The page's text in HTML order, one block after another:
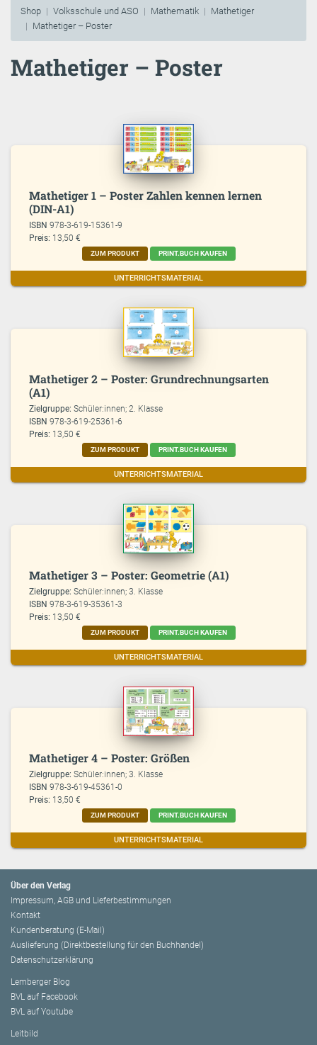
Shop Volksschule und ASO Mathematik
Mathetiger
Mathetiger – Poster
Mathetiger – Poster
Mathetiger 1 – Poster Zahlen kennen lernen
(DIN-A1)
ISBN978-3-619-15361-9
Preis: 13,50 €
ZUM PRODUKT PRINT.BUCH KAUFEN
UNTERRICHTSMATERIAL
Mathetiger 2 – Poster: Grundrechnungsarten
(A1)
Zielgruppe:Schüler:innen; 2. Klasse
ISBN978-3-619-25361-6
Preis: 13,50 €
ZUM PRODUKT PRINT.BUCH KAUFEN
UNTERRICHTSMATERIAL
Mathetiger 3 – Poster: Geometrie (A1)
Zielgruppe:Schüler:innen; 3. Klasse
ISBN978-3-619-35361-3
Preis: 13,50 €
ZUM PRODUKT PRINT.BUCH KAUFEN
UNTERRICHTSMATERIAL
Mathetiger 4 – Poster: Größen
Zielgruppe:Schüler:innen; 3. Klasse
ISBN978-3-619-45361-0
Preis: 13,50 €
ZUM PRODUKT PRINT.BUCH KAUFEN
UNTERRICHTSMATERIAL
Über den Verlag
Impressum, AGB und Lieferbestimmungen
Kontakt
Kundenberatung (E-Mail)
Auslieferung (Direktbestellung für den Buchhandel)
Datenschutzerklärung
Lemberger Blog
BVL auf Facebook
BVL auf Youtube
Leitbild